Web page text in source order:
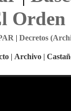
Orden
| Decretos
| Archivo |